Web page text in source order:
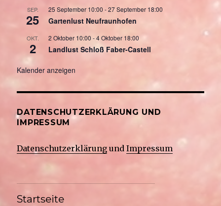
SEP.
25
25 September 10:00 -27 September 18:00
Gartenlust Neufraunhofen
OKT.
2
2 Oktober 10:00 -4 Oktober 18:00
Landlust Schloß Faber-Castell
Kalender anzeigen
DATENSCHUTZERKLÄRUNG UND
IMPRESSUM
Datenschutzerklärung undImpressum
Startseite